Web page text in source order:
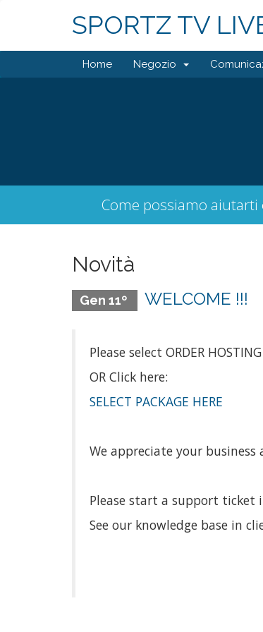
SPORTZ TV
Home Negozio
Come possiamo aiutarti
Novità
Gen 11º WELCOME !!!
Please select ORDER
OR Click here:
SELECT PACKAGE HERE
We appreciate your business
Please start a support ticket
See our knowledge base in